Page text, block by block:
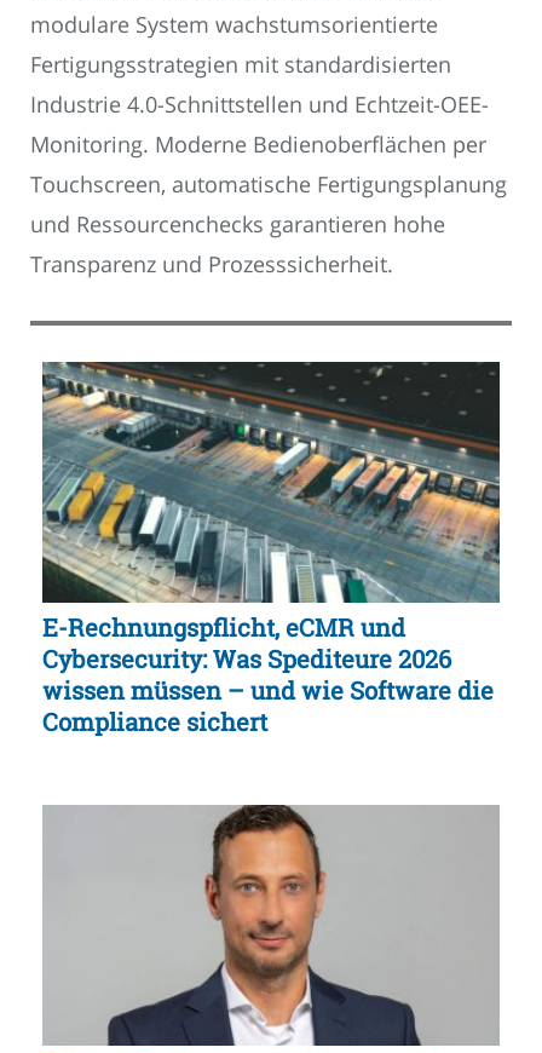
modulare System wachstumsorientierte
Fertigungsstrategien mit standardisierten
Industrie 4.0-Schnittstellen und Echtzeit-OEE-
Monitoring. Moderne Bedienoberflächen per
Touchscreen, automatische Fertigungsplanung
und Ressourcenchecks garantieren hohe
Transparenz und Prozesssicherheit.
E-Rechnungspflicht, eCMR und
Cybersecurity: Was Spediteure 2026
wissen müssen – und wie Software die
Compliance sichert